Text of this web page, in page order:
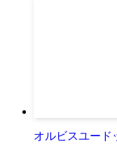
オルビスユード